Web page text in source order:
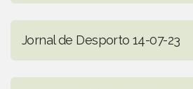
Jornal de Desporto 14-07-23